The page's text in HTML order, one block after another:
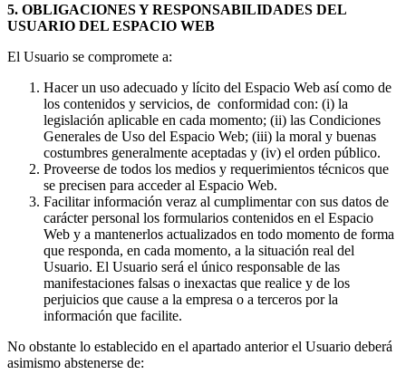
5. OBLIGACIONES Y RESPONSABILIDADES DEL
USUARIO DEL ESPACIO WEB
El Usuario se compromete a:
Hacer un uso adecuado y lícito del Espacio Web así como de
los contenidos y servicios, de conformidad con: (i) la
legislación aplicable en cada momento; (ii) las Condiciones
Generales de Uso del Espacio Web; (iii) la moral y buenas
costumbres generalmente aceptadas y (iv) el orden público.
Proveerse de todos los medios y requerimientos técnicos que
se precisen para acceder al Espacio Web.
Facilitar información veraz al cumplimentar con sus datos de
carácter personal los formularios contenidos en el Espacio
Web y a mantenerlos actualizados en todo momento de forma
que responda, en cada momento, a la situación real del
Usuario. El Usuario será el único responsable de las
manifestaciones falsas o inexactas que realice y de los
perjuicios que cause a la empresa o a terceros por la
información que facilite.
No obstante lo establecido en el apartado anterior el Usuario deberá
asimismo abstenerse de: